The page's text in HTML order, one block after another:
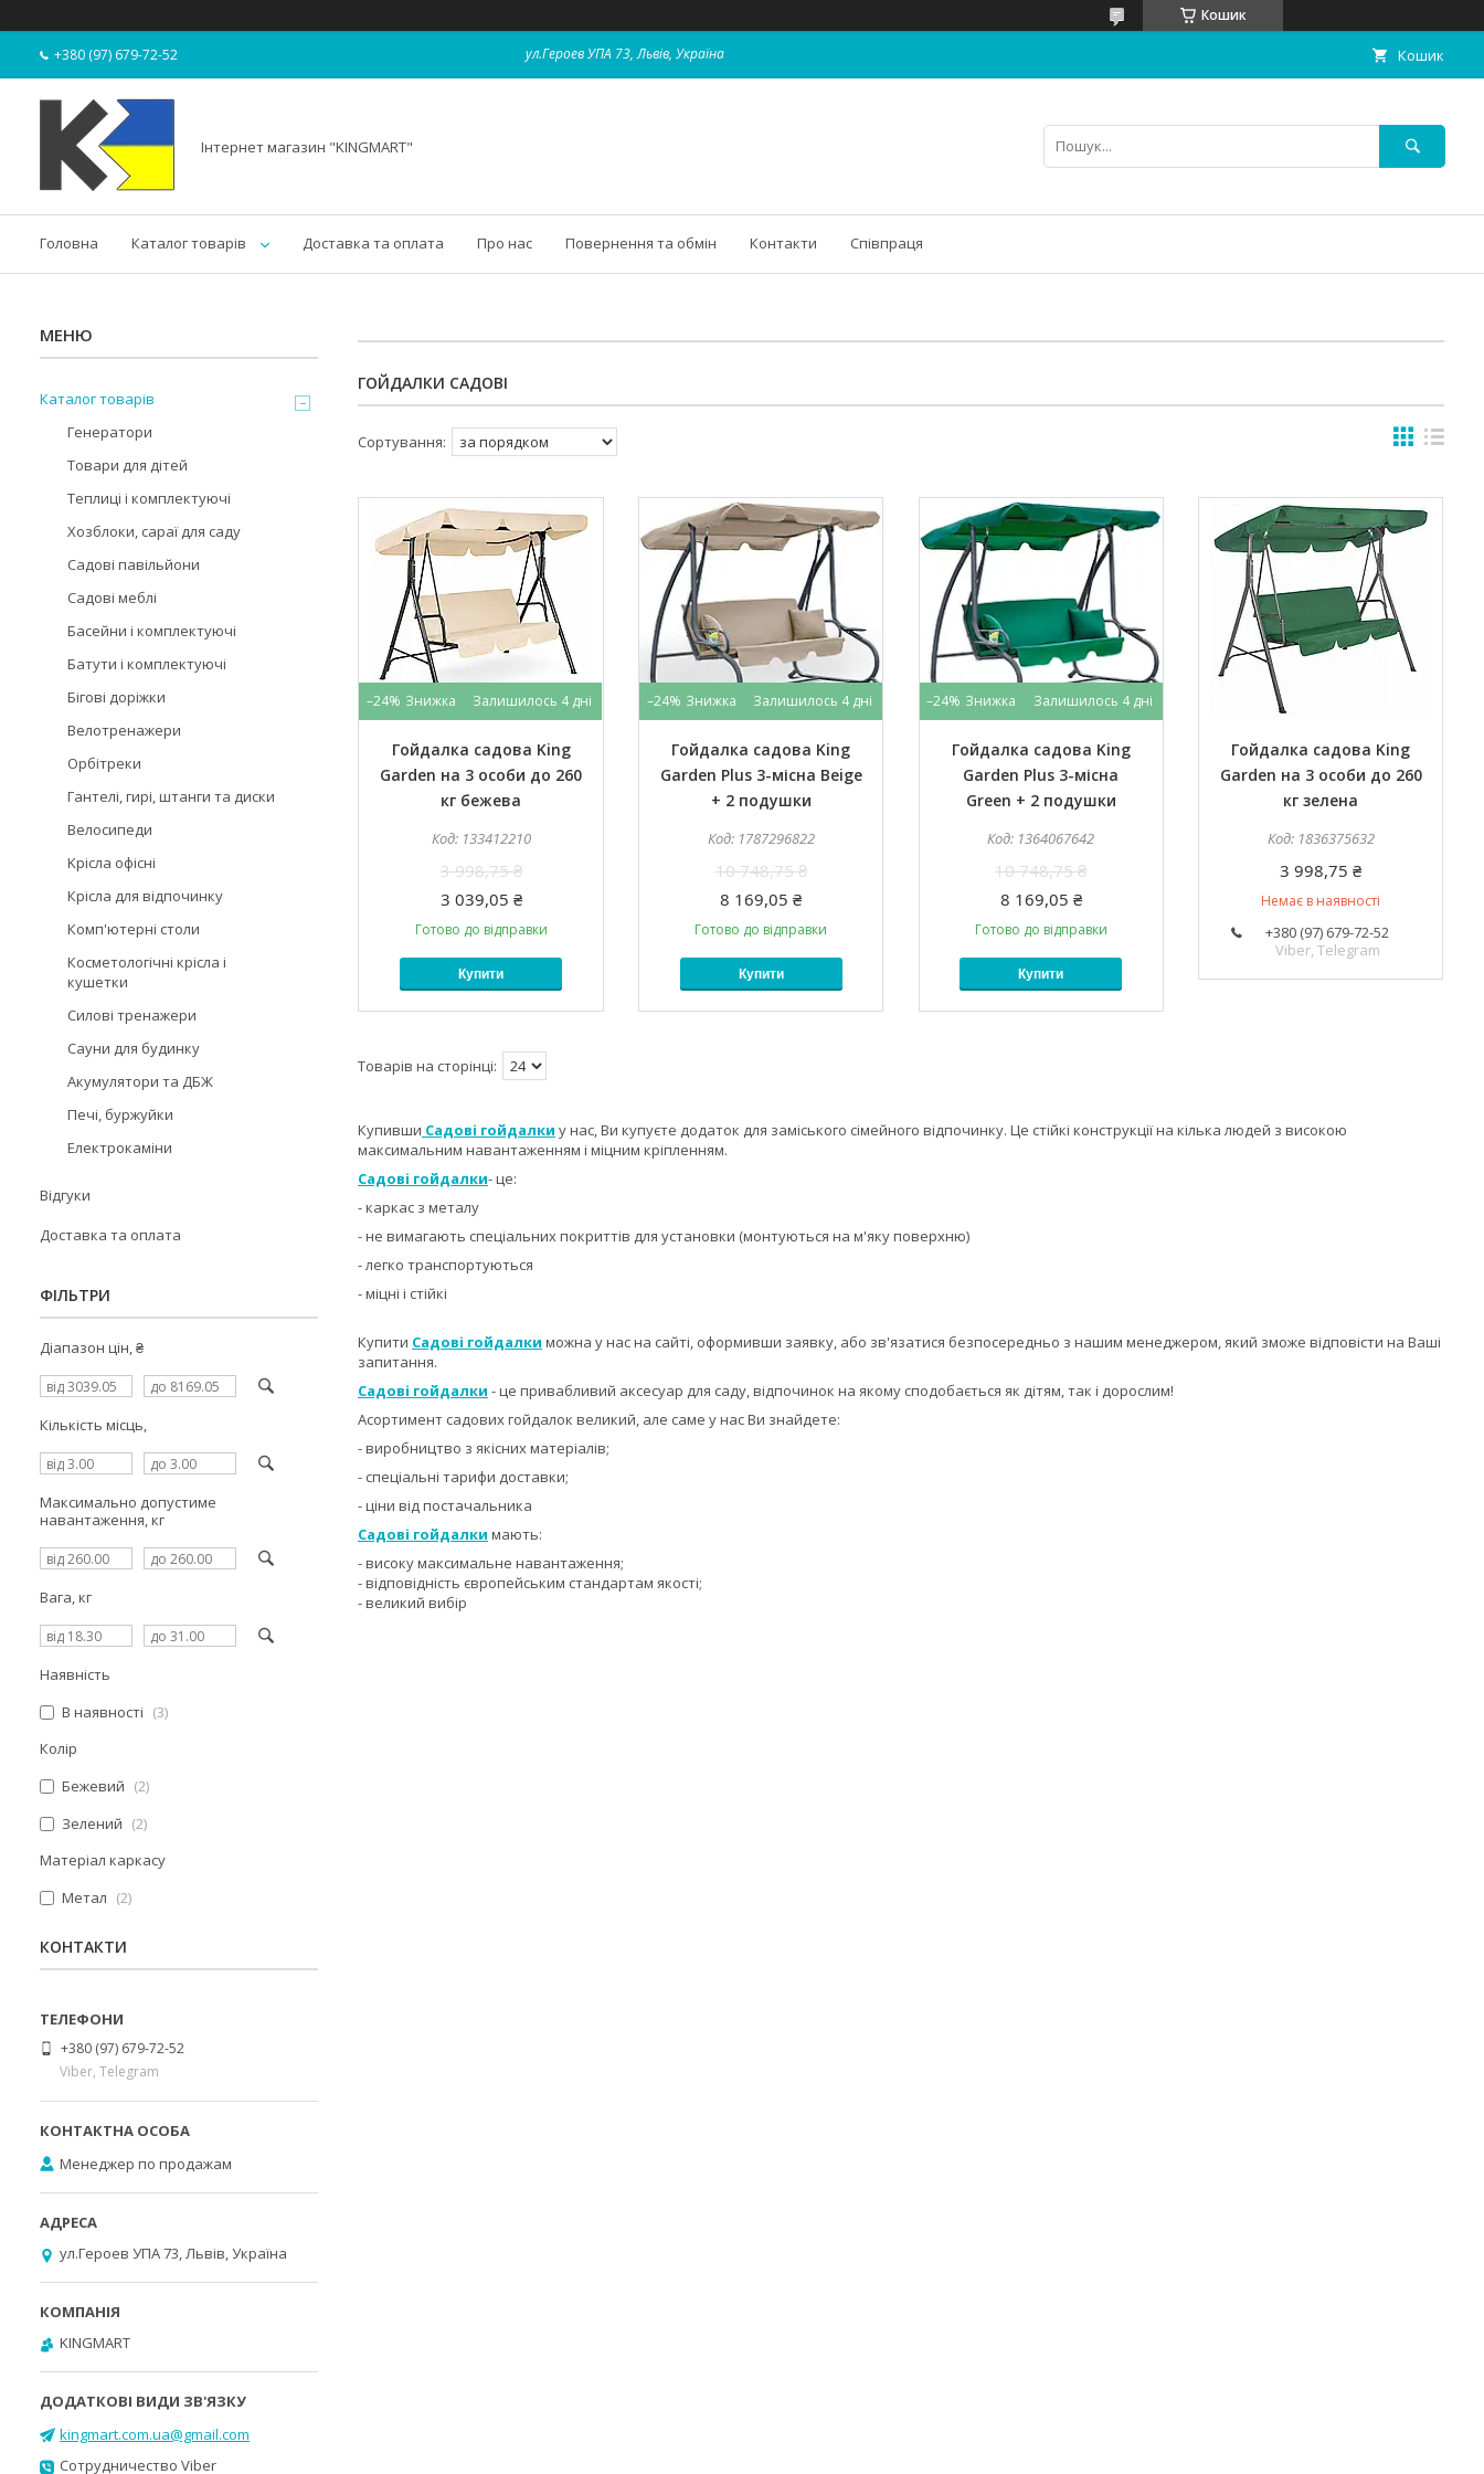
Кошик
+380 (97) 679-72-52 ул.Героев УПА 73, Львів, Україна Кошик
Інтернет магазин "KINGMART"
Головна Каталог товарів Доставка та оплата Про нас Повернення та обмін Контакти Співпраця
ГОЙДАЛКИ САДОВІ
–24% Залишилось 4 дні
Гойдалка садова King
Garden на 3 особи до 260
кг бежева
133412210
3 998,75 ₴
3 039,05 ₴
Готово до відправки
Купити
–24% Залишилось 4 дні
Гойдалка садова King
Garden Plus 3-місна Beige
+ 2 подушки
1787296822
10 748,75 ₴
8 169,05 ₴
Готово до відправки
Купити
–24% Залишилось 4 дні
Гойдалка садова King
Garden Plus 3-місна
Green + 2 подушки
1364067642
10 748,75 ₴
8 169,05 ₴
Готово до відправки
Купити
Гойдалка садова King
Garden на 3 особи до 260
кг зелена
1836375632
3 998,75 ₴
Немає в наявності
+380 (97) 679-72-52
Viber, Telegram
Купивши Садові гойдалки у нас, Ви купуєте додаток для заміського сімейного відпочинку. Це стійкі конструкції на кілька людей з високою
максимальним навантаженням і міцним кріпленням.
Садові гойдалки- це:
- каркас з металу
- не вимагають спеціальних покриттів для установки (монтуються на м'яку поверхню)
- легко транспортуються
- міцні і стійкі
Купити Садові гойдалки можна у нас на сайті, оформивши заявку, або зв'язатися безпосередньо з нашим менеджером, який зможе відповісти на Ваші
запитання.
Садові гойдалки - це привабливий аксесуар для саду, відпочинок на якому сподобається як дітям, так і дорослим!
Асортимент садових гойдалок великий, але саме у нас Ви знайдете:
- виробництво з якісних матеріалів;
- спеціальні тарифи доставки;
- ціни від постачальника
Садові гойдалки мають:
- високу максимальне навантаження;
- відповідність європейським стандартам якості;
- великий вибір
Каталог товарів
Генератори
Товари для дітей
Теплиці і комплектуючі
Хозблоки, сараї для саду
Садові павільйони
Садові меблі
Басейни і комплектуючі
Батути і комплектуючі
Бігові доріжки
Велотренажери
Орбітреки
Гантелі, гирі, штанги та диски
Велосипеди
Kрісла oфісні
Крісла для відпочинку
Комп'ютерні столи
Косметологічні крісла і
кушетки
Силові тренажери
Сауни для будинку
Акумулятори та ДБЖ
Печі, буржуйки
Електрокаміни
Відгуки
Доставка та оплата
ФІЛЬТРИ
Діапазон цін, ₴
Кількість місць,
Максимально допустиме
навантаження, кг
Вага, кг
Наявність
В наявності
3
Колір
Бежевий
2
Зелений
2
Матеріал каркасу
Метал
2
КОНТАКТИ
+380 (97) 679-72-52
Viber, Telegram
Менеджер по продажам
ул.Героев УПА 73, Львів, Україна
KINGMART
kingmart.com.ua@gmail.com
Сотрудничество Viber